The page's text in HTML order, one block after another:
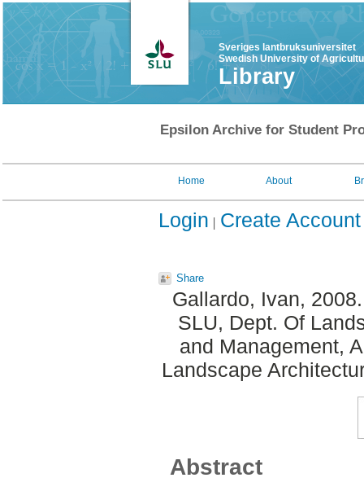
Sveriges lantbruksuniversitet
Swedish University of
Library
Epsilon Archive for Student
Home About
Login Create Account
Share
Gallardo, Ivan,
SLU, Dept. Of
and Management,
Landscape
Abstract